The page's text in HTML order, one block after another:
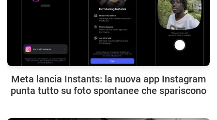
Meta lancia Instants: la nuova app Instagram
punta tutto su foto spontanee che spariscono